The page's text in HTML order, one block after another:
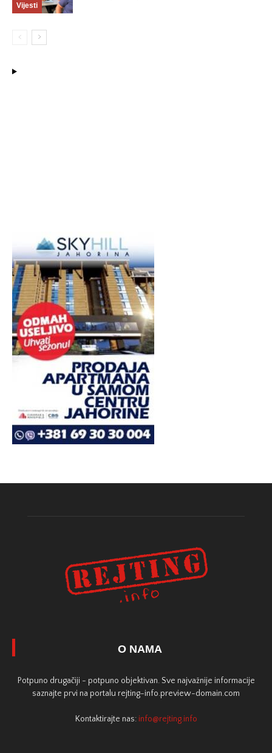
Vijesti
O NAMA
Potpuno drugačiji - potpuno objektivan. Sve najvažnije informacije
saznajte prvi na portalu rejting-info.preview-domain.com
Kontaktirajte nas: info@rejting.info